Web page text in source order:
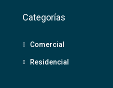
Categorías
Comercial
Residencial